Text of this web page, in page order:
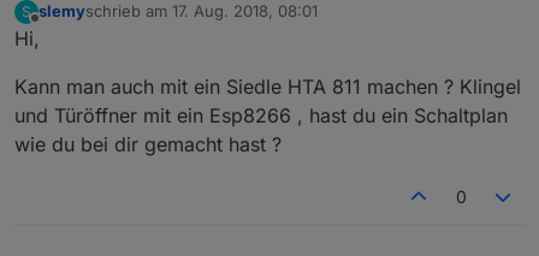
S
Offline
slemyschrieb am 17. Aug. 2018, 08:01
zuletzt editiert von
Hi,
Kann man auch mit ein Siedle HTA 811 machen ? Klingel
und Türöffner mit ein Esp8266 , hast du ein Schaltplan
wie du bei dir gemacht hast ?
0